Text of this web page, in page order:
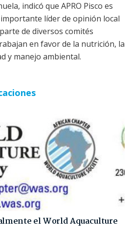
indicó que APRO Pisco es
líder de opinión local
de diversos comités
en favor de la nutrición, la
y manejo ambiental.
el World Aquaculture